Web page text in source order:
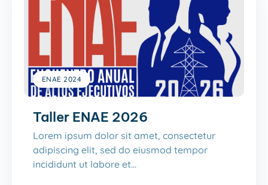
ENAE 2024
Taller ENAE 2026
Lorem ipsum dolor sit amet, consectetur
adipiscing elit, sed do eiusmod tempor
incididunt ut labore et...